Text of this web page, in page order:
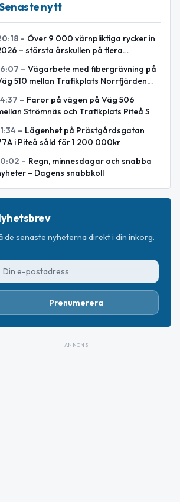
nytt
– Över 9 000 värnpliktiga rycker in
– största årskullen på flera
– Vägarbete med fibergrävning på
510 mellan Trafikplats Norrfjärden
– Faror på vägen på Väg 506
Strömnäs och Trafikplats Piteå S
– Lägenhet på Prästgårdsgatan
i Piteå såld för 1 200 000kr
– Regn, minnesdagar och snabba
– Dagens snabbkoll
de senaste nyheterna direkt i din inkorg.
Prenumerera
ANNONS